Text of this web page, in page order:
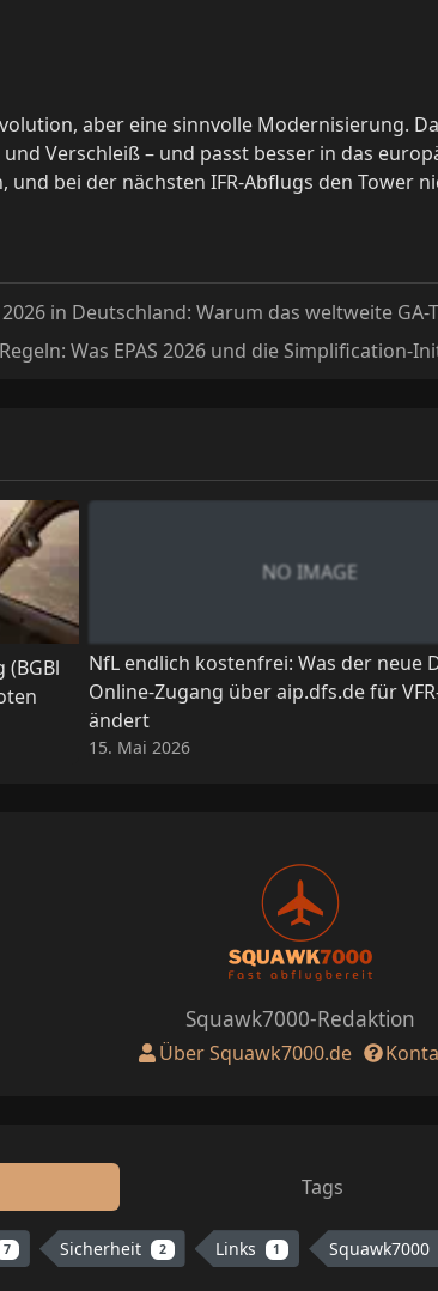
aber eine sinnvolle Modernisierung.
Verschleiß – und passt besser in das
und bei der nächsten IFR-Abflugs den Tower
in Deutschland: Warum das weltweite
Was EPAS 2026 und die
NO IMAGE
NfL endlich kostenfrei: Was der neue
Online-Zugang über aip.dfs.de für
ändert
15. Mai 2026
Squawk7000-Redaktion
Über Squawk7000.de
Tags
7 Sicherheit 2 Links 1 Squawk7000